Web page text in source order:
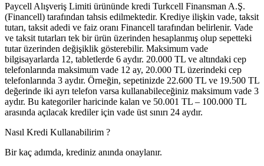
Paycell Alışveriş Limiti ürününde kredi Turkcell Finansman A.Ş.
(Financell) tarafından tahsis edilmektedir. Krediye ilişkin vade, taksit
tutarı, taksit adedi ve faiz oranı Financell tarafından belirlenir. Vade
ve taksit tutarları tek bir ürün üzerinden hesaplanmış olup sepetteki
tutar üzerinden değişiklik gösterebilir. Maksimum vade
bilgisayarlarda 12, tabletlerde 6 aydır. 20.000 TL ve altındaki cep
telefonlarında maksimum vade 12 ay, 20.000 TL üzerindeki cep
telefonlarında 3 aydır. Örneğin, sepetinizde 22.600 TL ve 19.500 TL
değerinde iki ayrı telefon varsa kullanabileceğiniz maksimum vade 3
aydır. Bu kategoriler haricinde kalan ve 50.001 TL – 100.000 TL
arasında açılacak krediler için vade üst sınırı 24 aydır.
Nasıl Kredi Kullanabilirim ?
Bir kaç adımda, krediniz anında onaylanır.